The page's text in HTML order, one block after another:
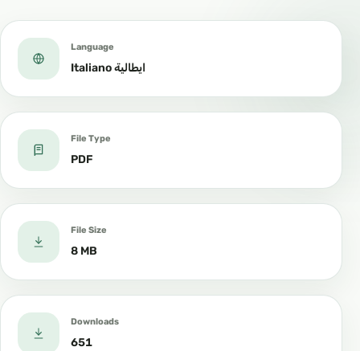
Language
Italiano ايطالية
File Type
PDF
File Size
8 MB
Downloads
651